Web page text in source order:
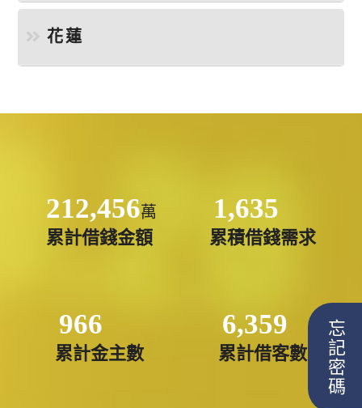
花蓮
212,456萬
累計借錢金額
1,635
累積借錢需求
966
累計金主數
6,359
累計借客數 忘記密碼